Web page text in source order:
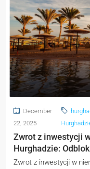
December
22, 2025
Zwrot z inwestycji
Hurghadzie:
Zwrot z inwestycji w